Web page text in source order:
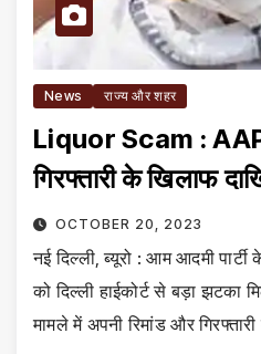
News राज्य और शहर
Liquor Scam :
गिरफ्तारी के खिलाफ
OCTOBER 20, 2023
नई दिल्ली, ब्यूरो : आम आदमी
को दिल्ली हाईकोर्ट से बड़ा झटका
मामले में अपनी रिमांड और